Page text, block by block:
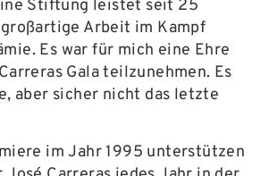
Stiftung leistet seit 25
Arbeit im Kampf
Es war für mich eine Ehre
Gala teilzunehmen. Es
aber sicher nicht das letzte
im Jahr 1995 unterstützen